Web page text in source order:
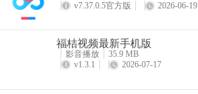
v7.37.0.5官方版
2026-06-19
福桔视频最新手机版
影音播放
35.9 MB
v1.3.1
2026-07-17